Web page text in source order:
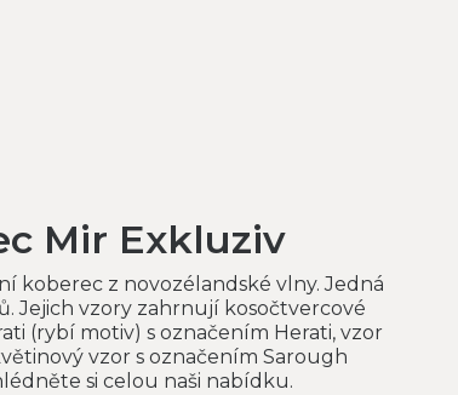
Mir Exkluziv
koberec z novozélandské vlny. Jedná
Jejich vzory zahrnují kosočtvercové
(rybí motiv) s označením Herati, vzor
vzor s označením Sarough
si celou naši nabídku.